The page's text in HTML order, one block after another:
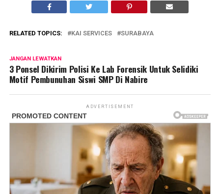
RELATED TOPICS: KAI SERVICES SURABAYA
JANGAN LEWATKAN
3 Ponsel Dikirim Polisi Ke Lab Forensik Untuk Selidiki
Motif Pembunuhan Siswi SMP Di Nabire
ADVERTISEMENT